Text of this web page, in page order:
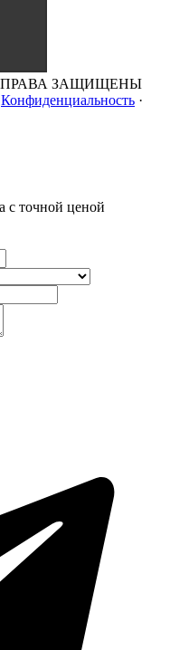
ПРАВА ЗАЩИЩЕНЫ
Конфиденциальность ·
с точной ценой